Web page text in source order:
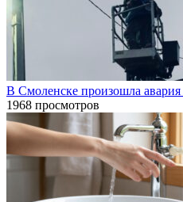
В Смоленске произошла авария
1968 просмотров